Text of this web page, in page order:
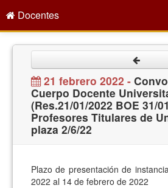
Docentes
Empleo Público
Gestión PDI
Formación y Evaluación
Acción Social
21 febrero 2022 -
Cuerpo Docente
(Res.21/01/2022 BOE 31/
Profesores Titulares de
plaza 2/6/22
Plazo de presentación de
2022 al 14 de febrero de 2022